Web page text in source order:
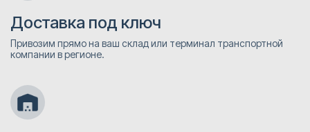
Доставка под ключ
Привозим прямо на ваш склад или терминал транспортной
компании в регионе.